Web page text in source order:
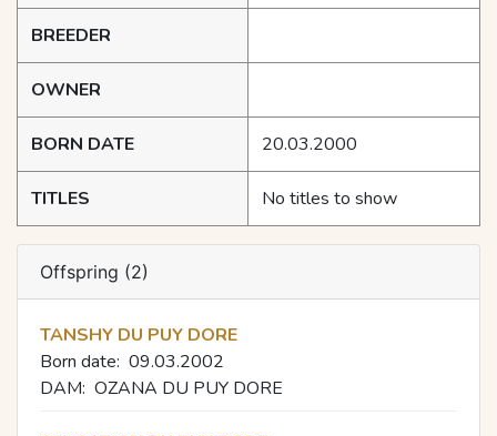
BREEDER
OWNER
BORN DATE 20.03.2000
TITLES No titles to show
Offspring (2)
TANSHY DU PUY DORE
Born date: 09.03.2002
DAM: OZANA DU PUY DORE